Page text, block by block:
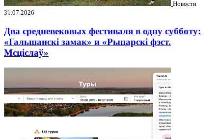
Новости
31.07.2026
Два средневековых фестиваля в одну субботу:
«Гальшанскі замак» и «Рыцарскі фэст.
Мсціслаў»